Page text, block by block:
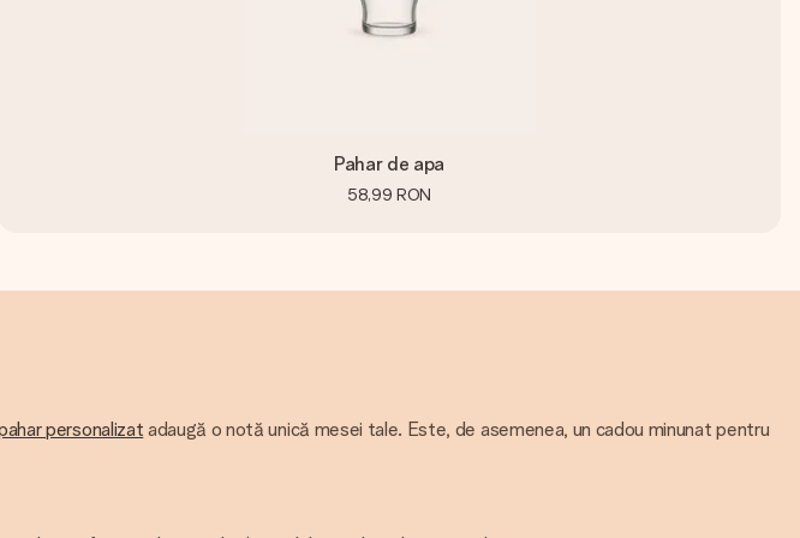
Pahar de apa
58,99 RON
personalizat adaugă o notă unică mesei tale. Este, de asemenea, un cadou minunat pentru